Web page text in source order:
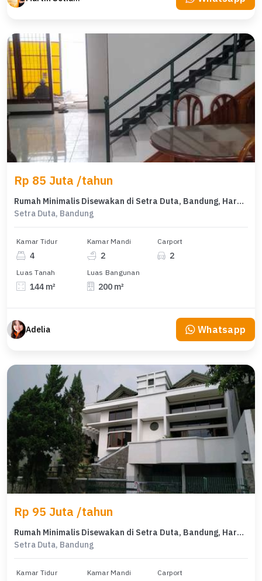
Rp 85 Juta /tahun
Rumah Minimalis Disewakan di Setra Duta, Bandung, Harga Ekonomis
Setra Duta, Bandung
Kamar Tidur
4
Kamar Mandi
2
Carport
2
Luas Tanah
144 m²
Luas Bangunan
200 m²
Adelia Whatsapp
Rp 95 Juta /tahun
Rumah Minimalis Disewakan di Setra Duta, Bandung, Harga Ekonomis
Setra Duta, Bandung
Kamar Tidur Kamar Mandi Carport